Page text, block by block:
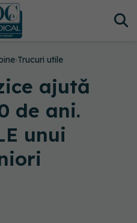
›Trucuri utile
ajută
de ani.
unui